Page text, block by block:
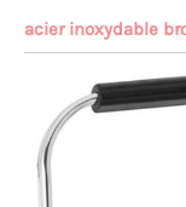
acier inoxydable